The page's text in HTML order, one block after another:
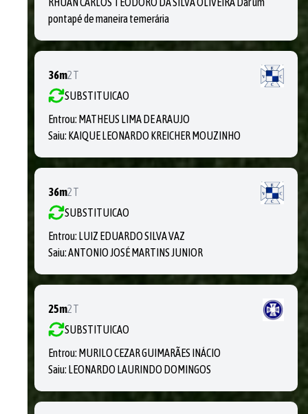
pontapé de maneira temerária
36m2T
SUBSTITUICAO
Entrou: MATHEUS LIMA DE ARAUJO
Saiu: KAIQUE LEONARDO KREICHER MOUZINHO
36m2T
SUBSTITUICAO
Entrou: LUIZ EDUARDO SILVA VAZ
Saiu:ANTONIO JOSÉ MARTINS JUNIOR
25m2T
SUBSTITUICAO
Entrou: MURILO CEZAR GUIMARÃES INÁCIO
Saiu: LEONARDO LAURINDO DOMINGOS